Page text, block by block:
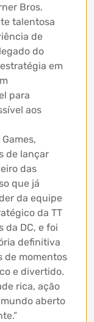
Bros.
talentosa
de
do
em
para
aos
de lançar
das
que já
da equipe
da TT
da DC, e foi
definitiva
de momentos
e divertido.
rica, ação
aberto